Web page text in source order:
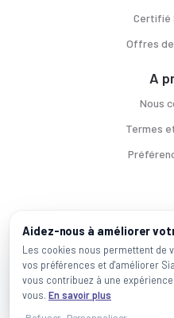
Certifié
Offres
A
Nous
Termes
Voitures par ville
Casablanca | | Mohammadia |Salé |
Marques populaires
Mercedes| |Volkswagen |
Aidez-nous à améliorer
Les cookies nous permettent de
vos préférences et d'améliorer
vous contribuez à une
vous. En savoir plus